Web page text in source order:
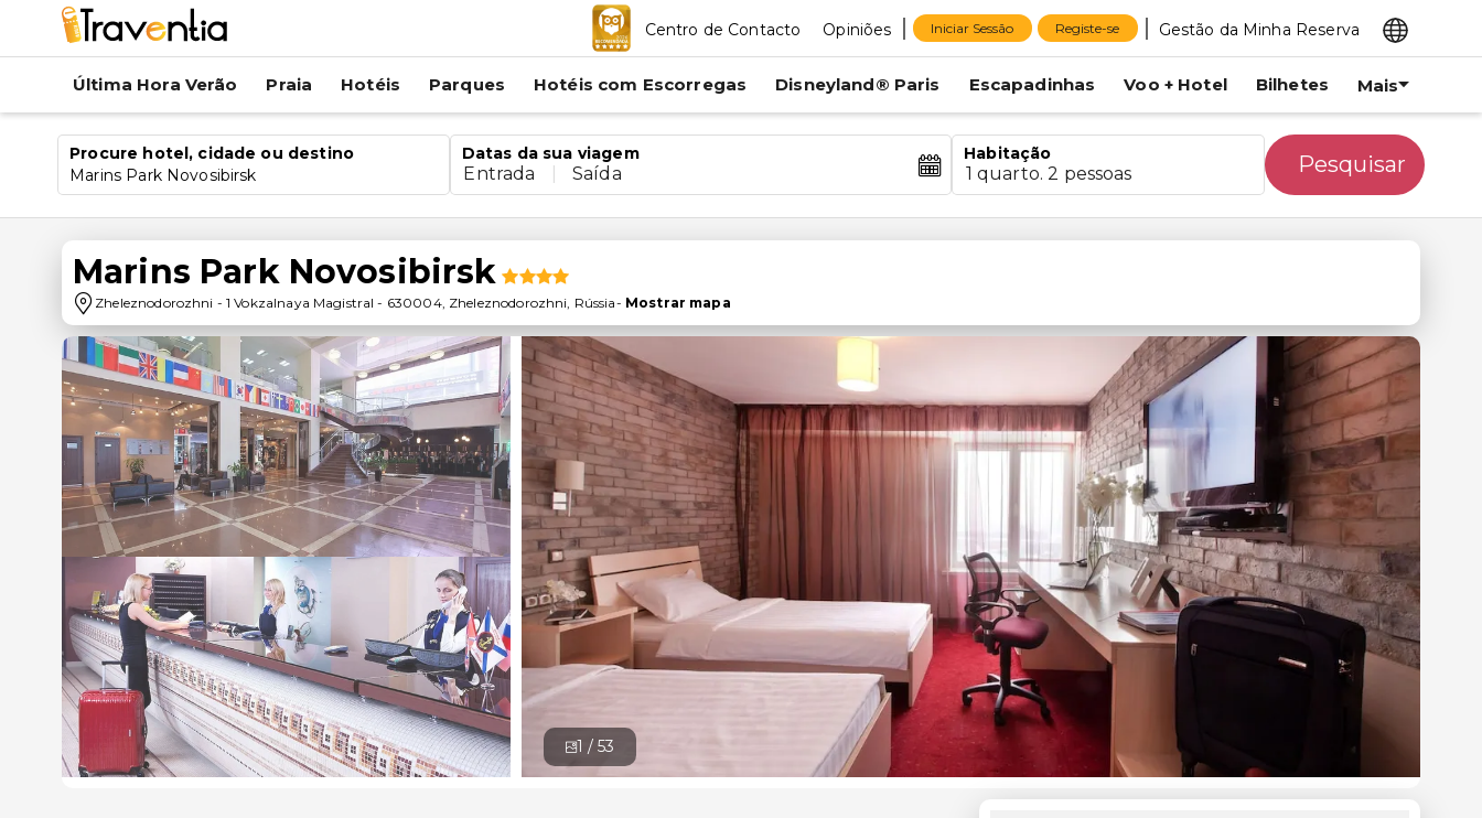
Centro de Contacto Opiniões Iniciar Sessão Registe-se Gestão da Minha Reserva
Última Hora Verão Praia Hotéis Parques Hotéis com Escorregas Disneyland® Paris Escapadinhas Voo + Hotel Bilhetes Mais
Procure hotel, cidade ou destino
Marins Park Novosibirsk
Datas da sua viagem
Entrada Saída
Habitação
1 quarto. 2 pessoas Pesquisar
Marins Park Novosibirsk
Zheleznodorozhni -1 Vokzalnaya Magistral - 630004, Zheleznodorozhni, Rússia- Mostrar mapa
1 /53